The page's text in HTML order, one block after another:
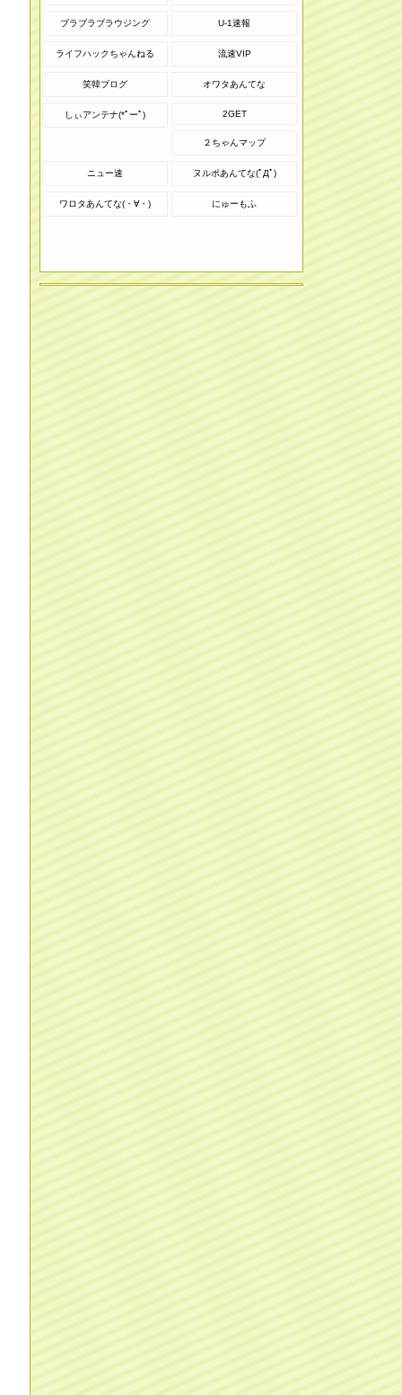
ブラブラブラウジング U-1速報
ライフハックちゃんねる 流速VIP
笑韓ブログ オワタあんてな
しぃアンテナ(*ﾟーﾟ) 2GET
２ちゃんマップ
ニュー速 ヌルポあんてな(ﾟДﾟ)
ワロタあんてな(・∀・) にゅーもふ